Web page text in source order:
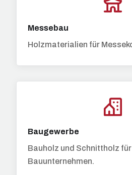
Messebau
Holzmaterialien für
Baugewerbe
Bauholz und Schnittholz für
Bauunternehmen.